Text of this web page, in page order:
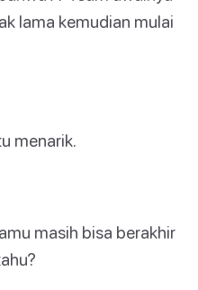
lama kemudian mulai
menarik.
masih bisa berakhir